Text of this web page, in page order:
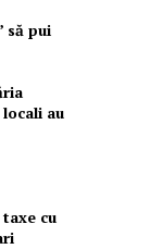
să pui
au
cu